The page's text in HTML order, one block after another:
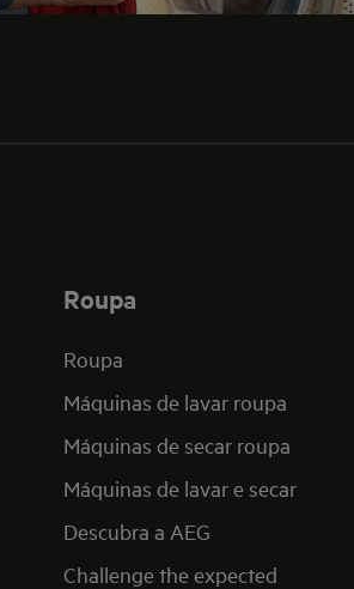
Roupa
Roupa
Máquinas de lavar roupa
Máquinas de secar roupa
Máquinas de lavar e secar
Descubra a AEG
Challenge the expected